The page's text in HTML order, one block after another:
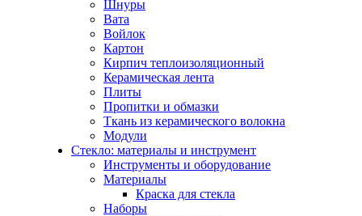
Шнуры
Вата
Войлок
Картон
Кирпич теплоизоляционный
Керамическая лента
Плиты
Пропитки и обмазки
Ткань из керамического волокна
Модули
Стекло: материалы и инструмент
Инструменты и оборудование
Материалы
Краска для стекла
Наборы